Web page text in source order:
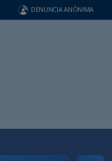
DENUNCIA ANÔNIMA